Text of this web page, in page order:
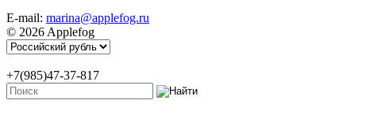
E-mail: marina@applefog.ru
© 2026 Applefog
+7(985)47-37-817